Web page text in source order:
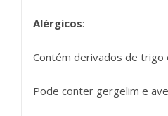
Alérgicos:
Contém derivados de trigo
Pode conter gergelim e